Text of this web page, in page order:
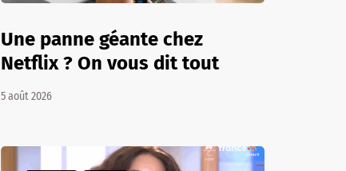
Une panne géante chez
Netflix ? On vous dit tout
5 août 2026